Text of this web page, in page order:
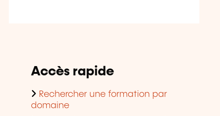
Accès rapide
Rechercher une formation par
domaine